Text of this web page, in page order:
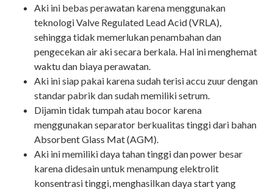
Aki ini bebas perawatan karena menggunakan
teknologi Valve Regulated Lead Acid (VRLA),
sehingga tidak memerlukan penambahan dan
pengecekan air aki secara berkala. Hal ini menghemat
waktu dan biaya perawatan.
Aki ini siap pakai karena sudah terisi accu zuur dengan
standar pabrik dan sudah memiliki setrum.
Dijamin tidak tumpah atau bocor karena
menggunakan separator berkualitas tinggi dari bahan
Absorbent Glass Mat (AGM).
Aki ini memiliki daya tahan tinggi dan power besar
karena didesain untuk menampung elektrolit
konsentrasi tinggi, menghasilkan daya start yang